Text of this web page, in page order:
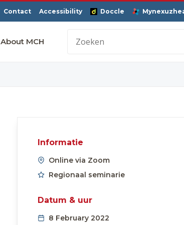
Contact Accessibility Doccle
About MCH
Informatie
Online via Zoom
Regionaal seminarie
Datum & uur
8 February 2022